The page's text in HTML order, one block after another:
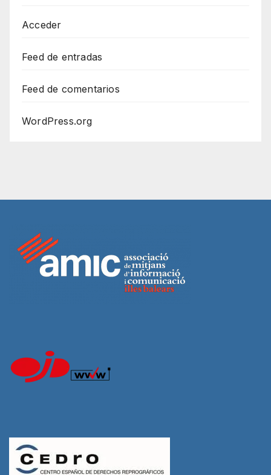
Acceder
Feed de entradas
Feed de comentarios
WordPress.org